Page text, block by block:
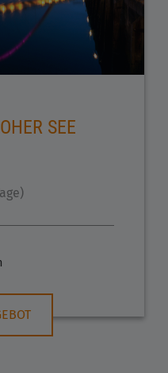
SEE
(4 Tage)